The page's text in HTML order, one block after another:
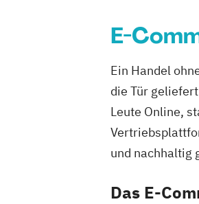
E-
Ein Handel
die Tür
Leute Online,
und nachhaltig
Das E-